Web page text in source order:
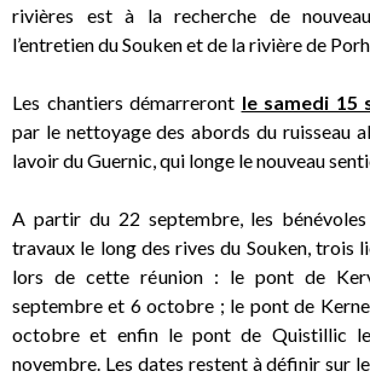
rivières est à la recherche de
l’entretien du Souken et de la rivière de
Les chantiers démarreront le samedi 15
par le nettoyage des abords du ruisseau
lavoir du Guernic, qui longe le nouveau
A partir du 22 septembre, les
travaux le long des rives du Souken, trois
lors de cette réunion : le pont de
septembre et 6 octobre ; le pont de
octobre et enfin le pont de Quistillic
novembre. Les dates restent à définir sur